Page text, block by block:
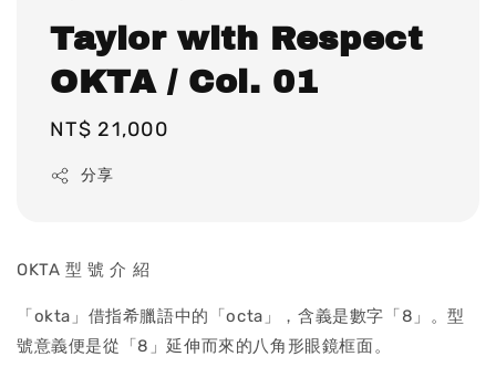
Taylor with Respect
OKTA / Col. 01
Regular
NT$ 21,000
分享
OKTA 型 號 介 紹
「okta」借指希臘語中的「octa」，含義是數字「8」。型
號意義便是從「8」延伸而來的八角形眼鏡框面。